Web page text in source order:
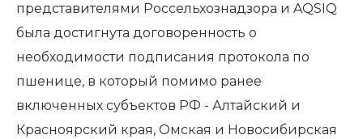
представителями Россельхознадзора и AQSIQ
была достигнута договоренность о
необходимости подписания протокола по
пшенице, в который помимо ранее
включенных субъектов РФ - Алтайский и
Красноярский края, Омская и Новосибирская